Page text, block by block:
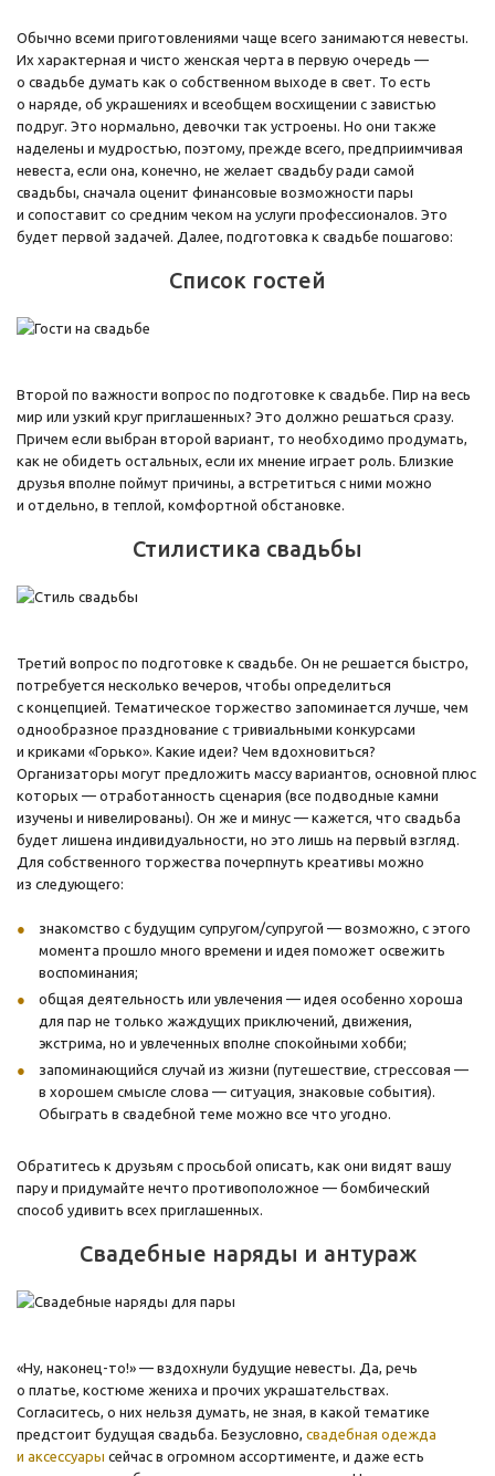
Обычно всеми приготовлениями чаще всего занимаются невесты.
Их характерная и чисто женская черта в первую очередь —
о свадьбе думать как о собственном выходе в свет. То есть
о наряде, об украшениях и всеобщем восхищении с завистью
подруг. Это нормально, девочки так устроены. Но они также
наделены и мудростью, поэтому, прежде всего, предприимчивая
невеста, если она, конечно, не желает свадьбу ради самой
свадьбы, сначала оценит финансовые возможности пары
и сопоставит со средним чеком на услуги профессионалов. Это
будет первой задачей. Далее, подготовка к свадьбе пошагово:
Список гостей
Второй по важности вопрос по подготовке к свадьбе. Пир на весь
мир или узкий круг приглашенных? Это должно решаться сразу.
Причем если выбран второй вариант, то необходимо продумать,
как не обидеть остальных, если их мнение играет роль. Близкие
друзья вполне поймут причины, а встретиться с ними можно
и отдельно, в теплой, комфортной обстановке.
Стилистика свадьбы
Третий вопрос по подготовке к свадьбе. Он не решается быстро,
потребуется несколько вечеров, чтобы определиться
с концепцией. Тематическое торжество запоминается лучше, чем
однообразное празднование с тривиальными конкурсами
и криками «Горько». Какие идеи? Чем вдохновиться?
Организаторы могут предложить массу вариантов, основной плюс
которых — отработанность сценария (все подводные камни
изучены и нивелированы). Он же и минус — кажется, что свадьба
будет лишена индивидуальности, но это лишь на первый взгляд.
Для собственного торжества почерпнуть креативы можно
из следующего:
знакомство с будущим супругом/супругой — возможно, с этого
момента прошло много времени и идея поможет освежить
воспоминания;
общая деятельность или увлечения — идея особенно хороша
для пар не только жаждущих приключений, движения,
экстрима, но и увлеченных вполне спокойными хобби;
запоминающийся случай из жизни (путешествие, стрессовая —
в хорошем смысле слова — ситуация, знаковые события).
Обыграть в свадебной теме можно все что угодно.
Обратитесь к друзьям с просьбой описать, как они видят вашу
пару и придумайте нечто противоположное — бомбический
способ удивить всех приглашенных.
Свадебные наряды и антураж
«Ну, наконец-то!» — вздохнули будущие невесты. Да, речь
о платье, костюме жениха и прочих украшательствах.
Согласитесь, о них нельзя думать, не зная, в какой тематике
предстоит будущая свадьба. Безусловно, свадебная одежда
и аксессуары сейчас в огромном ассортименте, и даже есть